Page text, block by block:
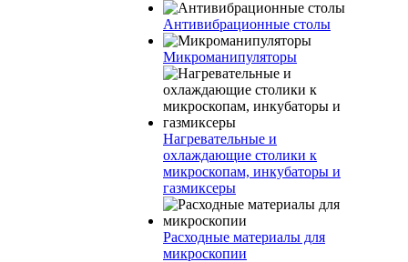
Антивибрационные столы
Микроманипуляторы
Нагревательные и
охлаждающие столики к
микроскопам, инкубаторы и
газмиксеры
Расходные материалы для
микроскопии